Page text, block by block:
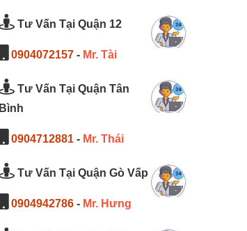
Tư Vấn Tại Quận 12
0904072157 - Mr. Tài
Tư Vấn Tại Quận Tân
Bình
0904712881 - Mr. Thái
Tư Vấn Tại Quận Gò Vấp
0904942786 - Mr. Hưng